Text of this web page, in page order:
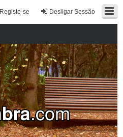
Desligar Sessão
Registe-se